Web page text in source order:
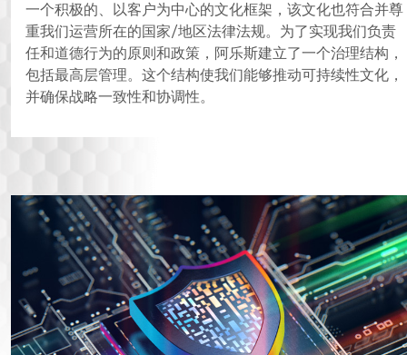
一个积极的、以客户为中心的文化框架，该文化也符合并尊
重我们运营所在的国家/地区法律法规。为了实现我们负责
任和道德行为的原则和政策，阿乐斯建立了一个治理结构，
包括最高层管理。这个结构使我们能够推动可持续性文化，
并确保战略一致性和协调性。